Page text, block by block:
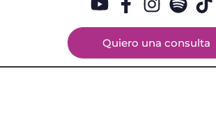
Quiero una consulta